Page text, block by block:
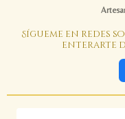
Sígueme en redes
enterarte